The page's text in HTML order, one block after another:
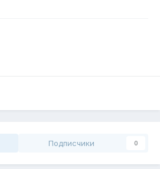
Подписчики 0